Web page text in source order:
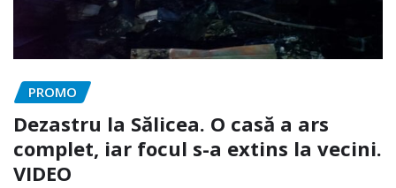
PROMO
Dezastru la Sălicea. O casă a ars
complet, iar focul s-a extins la vecini.
VIDEO